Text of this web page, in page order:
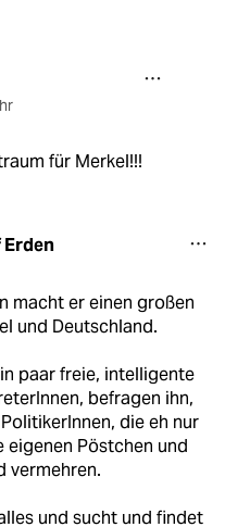
für Merkel!!!
Erden
macht er einen großen
und Deutschland.
paar freie, intelligente
befragen ihn,
die eh nur
eigenen Pöstchen und
vermehren.
und sucht und findet